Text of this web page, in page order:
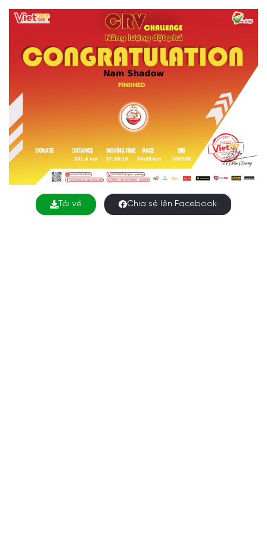
Tải về Chia sẻ lên Facebook